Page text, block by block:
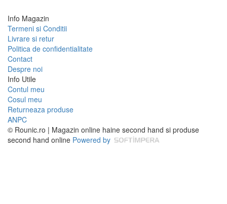
Info Magazin
Termeni si Conditii
Livrare si retur
Politica de confidentialitate
Contact
Despre noi
Info Utile
Contul meu
Cosul meu
Returneaza produse
ANPC
© Rounic.ro | Magazin online haine second hand si produse
second hand online Powered by